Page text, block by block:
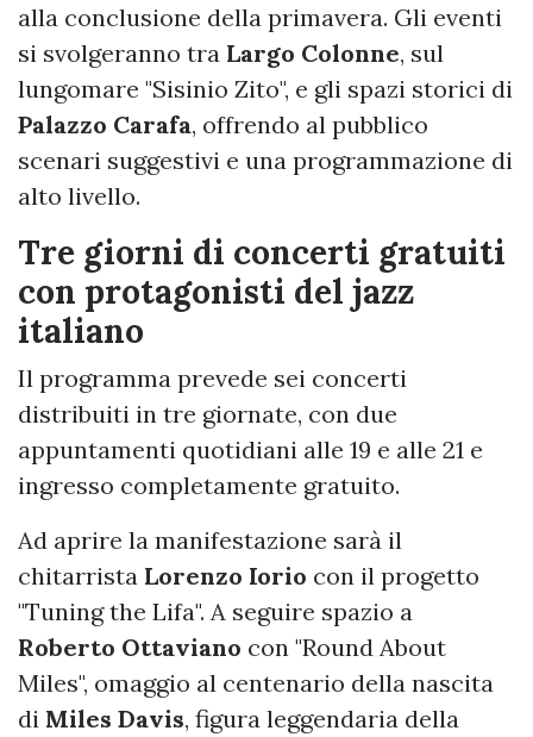
alla conclusione della primavera. Gli eventi
si svolgeranno tra Largo Colonne, sul
lungomare "Sisinio Zito", e gli spazi storici di
Palazzo Carafa, offrendo al pubblico
scenari suggestivi e una programmazione di
alto livello.
Tre giorni di concerti gratuiti
con protagonisti del jazz
italiano
Il programma prevede sei concerti
distribuiti in tre giornate, con due
appuntamenti quotidiani alle 19 e alle 21 e
ingresso completamente gratuito.
Ad aprire la manifestazione sarà il
chitarrista Lorenzo Iorio con il progetto
"Tuning the Lifa". A seguire spazio a
Roberto Ottaviano con "Round About
Miles", omaggio al centenario della nascita
di Miles Davis, figura leggendaria della